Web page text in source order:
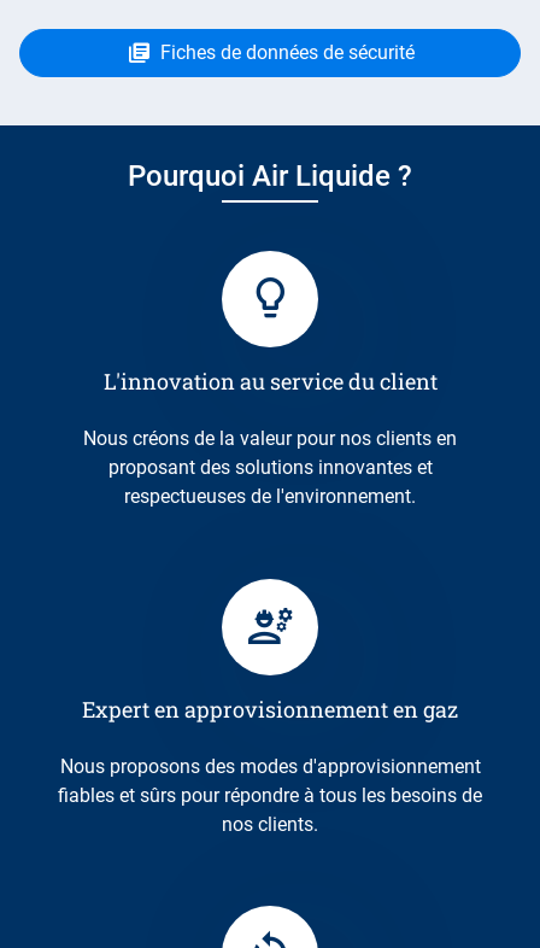
Fiches de données de sécurité
Pourquoi Air Liquide ?
L'innovation au service du client
Nous créons de la valeur pour nos clients en
proposant des solutions innovantes et
respectueuses de l'environnement.
Expert en approvisionnement en gaz
Nous proposons des modes d'approvisionnement
fiables et sûrs pour répondre à tous les besoins de
nos clients.